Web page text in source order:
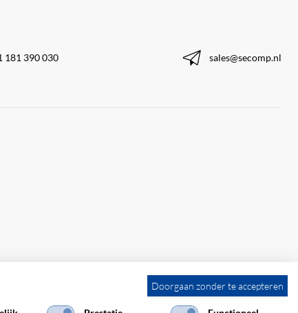
181 390 030 sales@secomp.nl
Doorgaan zonder te accepteren